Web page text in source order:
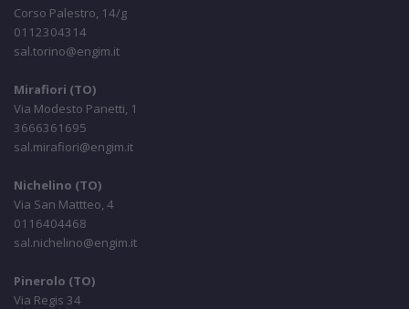
Corso Palestro, 14/g
0112304314
sal.torino@engim.it
Mirafiori (TO)
Via Modesto Panetti, 1
3666361695
sal.mirafiori@engim.it
Nichelino (TO)
Via San Mattteo, 4
0116404468
sal.nichelino@engim.it
Pinerolo (TO)
Via Regis 34